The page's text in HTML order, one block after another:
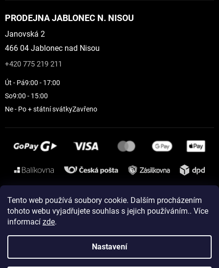
Tento web používá soubory cookie. Dalším procházením
tohoto webu vyjadřujete souhlas s jejich používáním.. Více
informací zde.
Nastavení
PRODEJNA JABLONEC N. NISOU
Janovská 2
466 04 Jablonec nad Nisou
+420 775 219 211
Út - Pá9:00 - 17:00
So9:00 - 15:00
Ne - Po + státní svátkyZavřeno
Instagram
Vytvořil Shoptet